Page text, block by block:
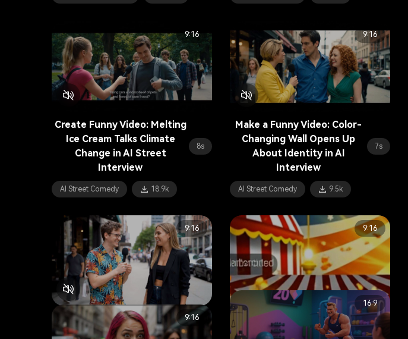
9:16
Create Funny Video: Melting
Ice Cream Talks Climate
Change in AI Street
Interview
8s
AI Street Comedy 18.9k
9:16
Make a Funny Video: Color-
Changing Wall Opens Up
About Identity in AI
Interview
7s
AI Street Comedy 9.5k
9:16
Funny AI Video: Street Lamp
Tells Nighttime Stories in
9:16
16:9
9:16